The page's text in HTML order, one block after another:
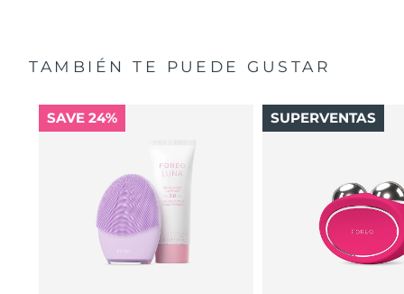
TAMBIÉN TE PUEDE GUSTAR
SAVE 24% SUPERVENTAS